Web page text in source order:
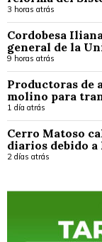
3 horas atrás
Cordobesa
general de la
9 horas atrás
Productoras de
molino para
1 día atrás
Cerro Matoso
diarios debido
2 días atrás